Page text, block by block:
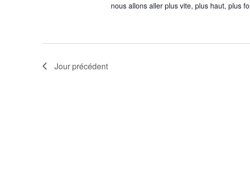
nous allons aller plus vite, plus haut, plus
Jour précédent